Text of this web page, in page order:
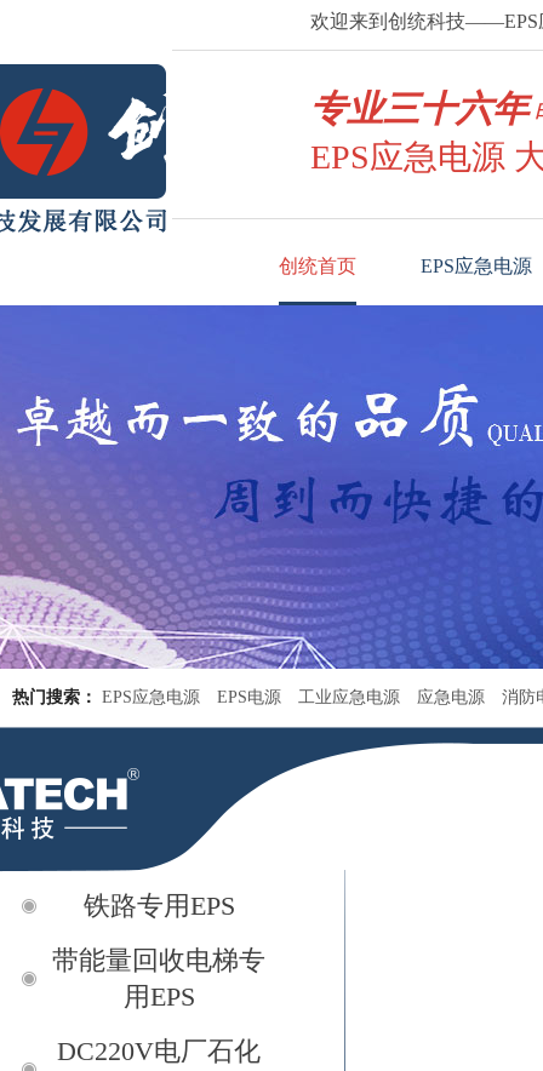
欢迎来到创统科技——EPS
专业三十六年
EPS应急电源
创统首页 EPS应急电源
热门搜索： EPS应急电源 EPS电源 工业应急电源 应急电源 消防
铁路专用EPS
带能量回收电梯专
用EPS
DC220V电厂石化